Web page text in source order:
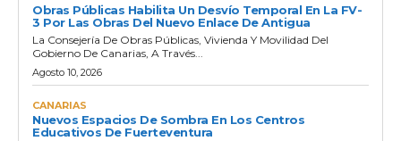
Obras Públicas Habilita Un Desvío Temporal En La FV-
3 Por Las Obras Del Nuevo Enlace De Antigua
La Consejería De Obras Públicas, Vivienda Y Movilidad Del
Gobierno De Canarias, A Través...
Agosto 10, 2026
CANARIAS
Nuevos Espacios De Sombra En Los Centros
Educativos De Fuerteventura